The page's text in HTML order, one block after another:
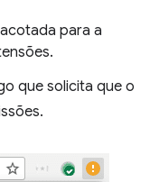
para a
que solicita que o